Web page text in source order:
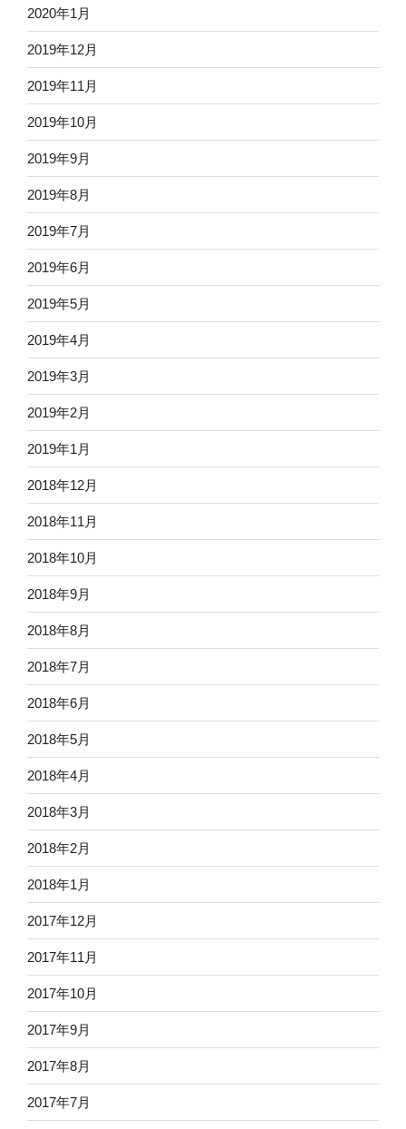
2020年1月
2019年12月
2019年11月
2019年10月
2019年9月
2019年8月
2019年7月
2019年6月
2019年5月
2019年4月
2019年3月
2019年2月
2019年1月
2018年12月
2018年11月
2018年10月
2018年9月
2018年8月
2018年7月
2018年6月
2018年5月
2018年4月
2018年3月
2018年2月
2018年1月
2017年12月
2017年11月
2017年10月
2017年9月
2017年8月
2017年7月